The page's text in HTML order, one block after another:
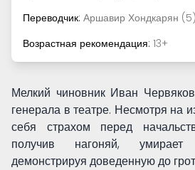
Переводчик: Аршавир Хондкарян (5)
Возрастная рекомендация: 13+
Мелкий чиновник Иван
генерала в театре. Несмотря на
себя страхом перед
получив нагоняй,
демонстрируя доведенную до